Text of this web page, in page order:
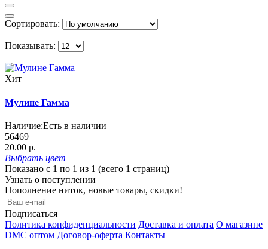
Сортировать:
Показывать:
Хит
Мулине Гамма
Наличие:Есть в наличии
56469
20.00 р.
Выбрать цвет
Показано с 1 по 1 из 1 (всего 1 страниц)
Узнать о поступлении
Пополнение ниток, новые товары, скидки!
Подписаться
Политика конфиденциальности Доставка и оплата О магазине
DMC оптом Договор-оферта Контакты